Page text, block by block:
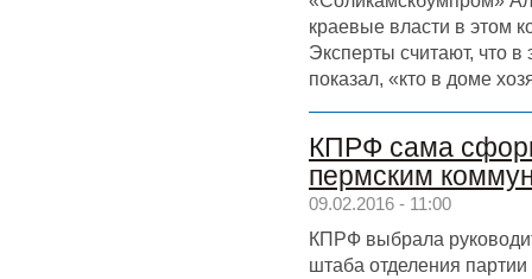
краевые власти в этом
Эксперты считают, что
показал, «кто в доме
КПРФ сама
пермским
09.02.2016 - 11:00
КПРФ выбрала
штаба отделения